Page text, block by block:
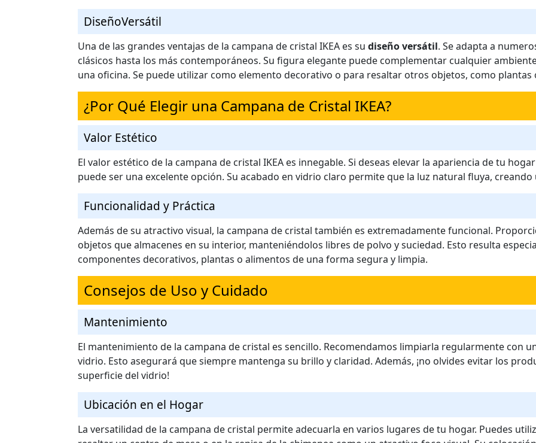
DiseñoVersátil
Una de las grandes ventajas de la campana de cristal IKEA es su diseño versátil. Se adapta a
clásicos hasta los más contemporáneos. Su figura elegante puede complementar cualquier
una oficina. Se puede utilizar como elemento decorativo o para resaltar otros objetos, como plantas
¿Por Qué Elegir una Campana de Cristal IKEA?
Valor Estético
El valor estético de la campana de cristal IKEA es innegable. Si deseas elevar la apariencia de tu
puede ser una excelente opción. Su acabado en vidrio claro permite que la luz natural fluya,
Funcionalidad y Práctica
Además de su atractivo visual, la campana de cristal también es extremadamente funcional.
objetos que almacenes en su interior, manteniéndolos libres de polvo y suciedad. Esto resulta
componentes decorativos, plantas o alimentos de una forma segura y limpia.
Consejos de Uso y Cuidado
Mantenimiento
El mantenimiento de la campana de cristal es sencillo. Recomendamos limpiarla regularmente con
vidrio. Esto asegurará que siempre mantenga su brillo y claridad. Además, ¡no olvides evitar los
superficie del vidrio!
Ubicación en el Hogar
La versatilidad de la campana de cristal permite adecuarla en varios lugares de tu hogar. Puedes